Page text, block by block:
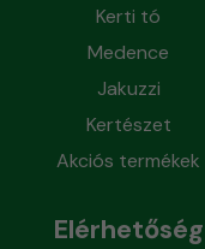
Kerti tó
Medence
Jakuzzi
Kertészet
Akciós termékek
Elérhetőség